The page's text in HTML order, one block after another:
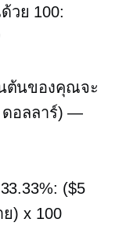
วย 100:
ต้นของคุณจะ
ดอลลาร์) —
($5
) x 100